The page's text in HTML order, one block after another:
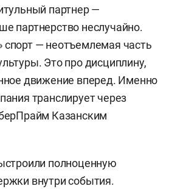
партнер —
партнерство неслучайно.
— неотъемлемая часть
Это про дисциплину,
движение вперед. Именно
транслирует через
Казанским
полноценную
внутри события.